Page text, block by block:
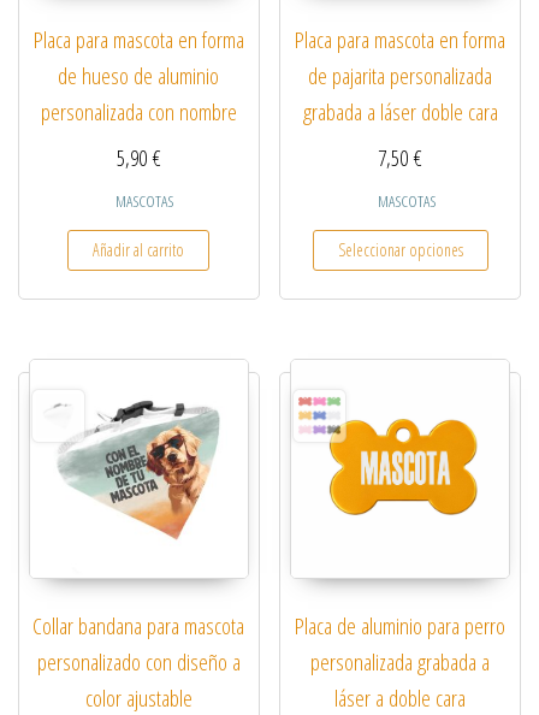
Placa para mascota en forma
de hueso de aluminio
personalizada con nombre
5,90€
MASCOTAS
Añadir al carrito
Placa para mascota en forma
de pajarita personalizada
grabada a láser doble cara
7,50€
MASCOTAS
Seleccionar opciones
Este
Collar bandana para mascota
personalizado con diseño a
color ajustable
Placa de aluminio para perro
personalizada grabada a
láser a doble cara